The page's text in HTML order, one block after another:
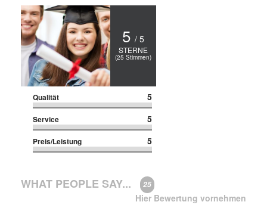
5 / 5
STERNE
(25 Stimmen)
Qualität 5
Service 5
Preis/Leistung 5
WHAT PEOPLE SAY... 25
Hier Bewertung vornehmen